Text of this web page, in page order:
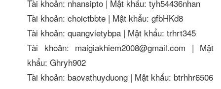
Tài khoản: nhansipto | Mật khẩu: tyh54436nhan
Tài khoản: choictbbte | Mật khẩu: gfbHKd8
Tài khoản: quangvietybpa | Mật khẩu: trhrt345
Tài khoản: maigiakhiem2008@gmail.com | Mật
khẩu: Ghryh902
Tài khoản: baovathuyduong | Mật khẩu: btrhhr6506